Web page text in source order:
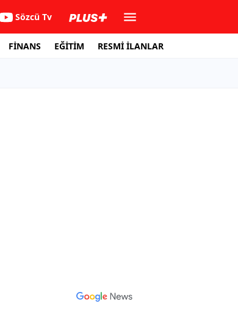
Sözcü Tv
FİNANS EĞİTİM RESMİ İLANLAR